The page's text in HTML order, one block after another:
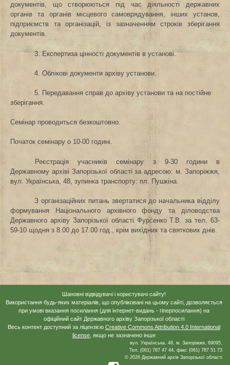
документів, що створюються під час діяльності державних
органів та органів місцевого самоврядування, інших установ,
підприємств та організацій, із зазначенням строків зберігання
документів.
3. Експертиза цінності документів в установі.
4. Облікові документи архіву установи.
5. Передавання справ до архіву установи та на постійне
зберігання.
Семінар проводиться безкоштовно.
Початок семінару о 10-00 годині.
Реєстрація учасників семінару з 9-30 години в
Державному архіві Запорізької області за адресою: м. Запоріжжя,
вул. Українська, 48, зупинка транспорту: пл. Пушкіна.
З організаційних питань звертатися до начальника відділу
формування Національного архівного фонду та діловодства
Державного архіву Запорізької області Фурсенко Т.В. за тел. 63-
59-10 щодня з 8.00 до 17.00 год., крім вихідних та святкових днів.
Шановні відвідувачі і користувачі сайту!
Використання будь-яких матеріалів, що опубліковані на цьому сайті, дозволяється
при умові вказання посилання (для інтернет-видань - гіперпосилання) на
офіційний сайт Державного архіву Запорізької області
Весь контент доступний за ліцензією Creative Commons Attribution 4.0 International
license, якщо не зазначено інше
вул. Українська, 48, м. Запоріжжя, 69095,
Тел. (061) 787 47 44, факс (061) 787 51 73
© 2026 Державний архів Запорізької області